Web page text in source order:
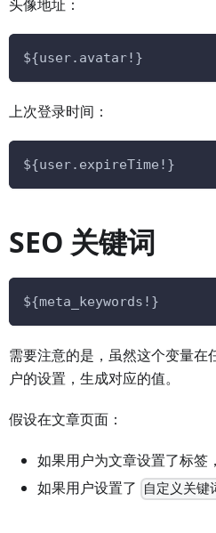
头像地址：
${user.avatar!}
上次登录时间：
${user.expireTime!}
SEO 关键词
${meta_keywords!}
需要注意的是，虽然这个变量
户的设置，生成对应的值。
假设在文章页面：
如果用户为文章设置了标签
如果用户设置了
自定义关键